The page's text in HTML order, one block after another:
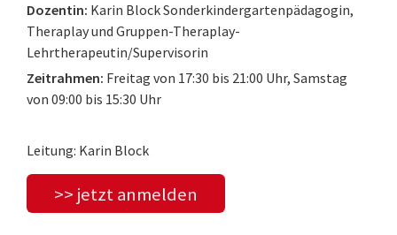
Dozentin: Karin Block Sonderkindergartenpädagogin,
Theraplay und Gruppen-Theraplay-
Lehrtherapeutin/Supervisorin
Zeitrahmen: Freitag von 17:30 bis 21:00 Uhr, Samstag
von 09:00 bis 15:30 Uhr
Leitung: Karin Block
>> jetzt anmelden